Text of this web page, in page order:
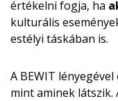
értékelni fogja, ha
kulturális
estélyi táskában is.
A BEWIT
mint aminek látszik.